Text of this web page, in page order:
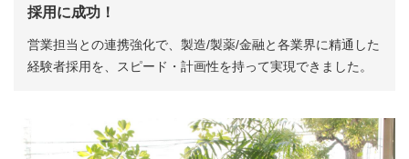
採用に成功！
営業担当との連携強化で、製造/製薬/金融と各業界に精通した
経験者採用を、スピード・計画性を持って実現できました。